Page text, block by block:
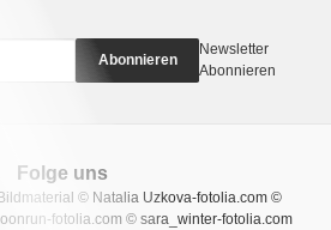
Abonnieren
Newsletter
Abonnieren
© Natalia Uzkova-fotolia.com ©
fotolia.com © sara_winter-fotolia.com
Folge uns